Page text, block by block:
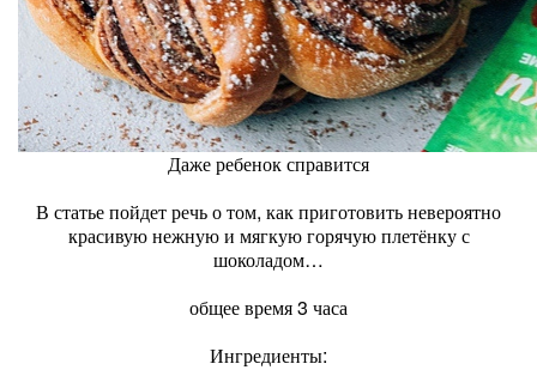
Даже ребенок справится
В статье пойдет речь о том, как приготовить невероятно
красивую нежную и мягкую горячую плетёнку с
шоколадом…
общее время 3 часа
Ингредиенты: